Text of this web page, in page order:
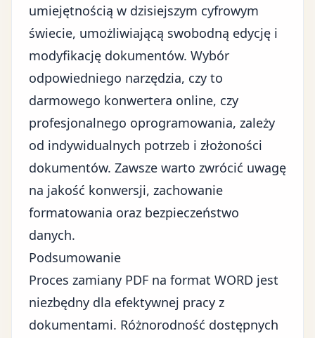
umiejętnością w dzisiejszym cyfrowym
świecie, umożliwiającą swobodną edycję i
modyfikację dokumentów. Wybór
odpowiedniego narzędzia, czy to
darmowego konwertera online, czy
profesjonalnego oprogramowania, zależy
od indywidualnych potrzeb i złożoności
dokumentów. Zawsze warto zwrócić uwagę
na jakość konwersji, zachowanie
formatowania oraz bezpieczeństwo
danych.
Podsumowanie
Proces zamiany PDF na format WORD jest
niezbędny dla efektywnej pracy z
dokumentami. Różnorodność dostępnych